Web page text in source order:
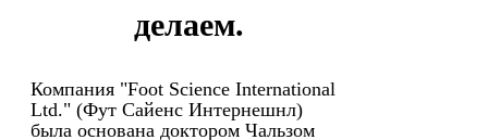
делаем.
Компания "Foot Science International
Ltd." (Фут Сайенс Интернешнл)
была основана доктором Чальзом